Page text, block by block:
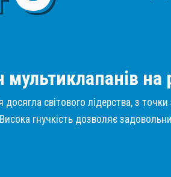
мультиклапанів на
світового лідерства, з точки
гнучкість дозволяє